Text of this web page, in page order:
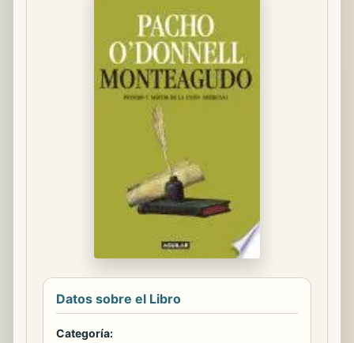
Datos sobre el Libro
Categoría: